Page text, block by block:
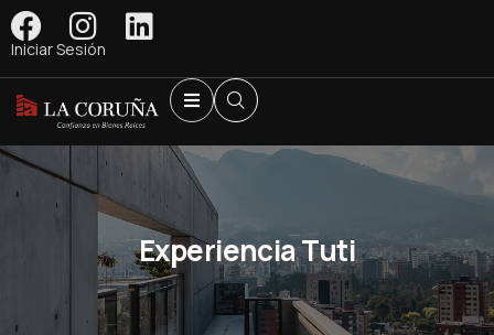
Iniciar Sesión
Experiencia Tuti